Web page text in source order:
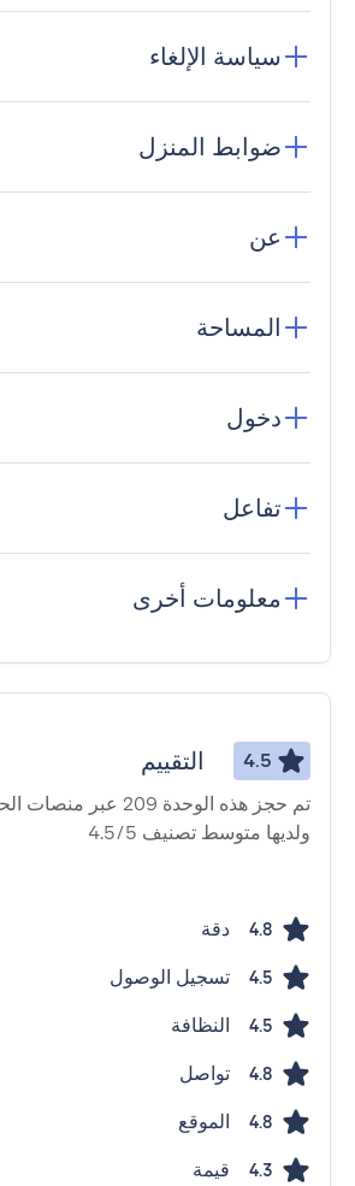
سياسة الإلغاء
ضوابط المنزل
عن
المساحة
دخول
تفاعل
معلومات أخرى
4.5 التقييم
تم حجز هذه الوحدة 209
ولديها متوسط ​​تصنيف 4.5/5
4.8 دقة
4.5 تسجيل الوصول
4.5 النظافة
4.8 تواصل
4.8 الموقع
4.3 قيمة